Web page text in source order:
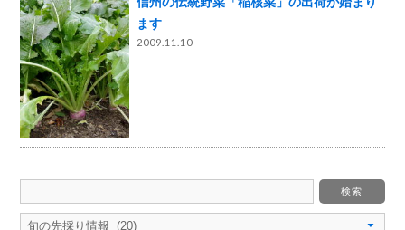
ます
2009.11.10